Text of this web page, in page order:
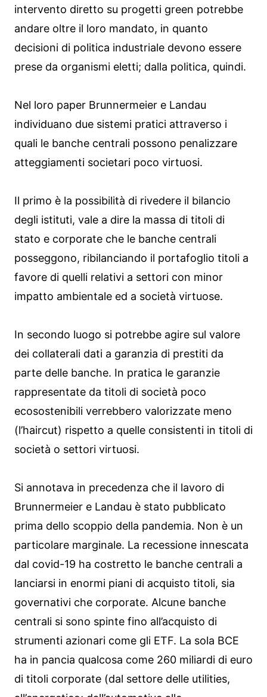
intervento diretto su progetti green potrebbe
andare oltre il loro mandato, in quanto
decisioni di politica industriale devono essere
prese da organismi eletti; dalla politica, quindi.
Nel loro paper Brunnermeier e Landau
individuano due sistemi pratici attraverso i
quali le banche centrali possono penalizzare
atteggiamenti societari poco virtuosi.
Il primo è la possibilità di rivedere il bilancio
degli istituti, vale a dire la massa di titoli di
stato e corporate che le banche centrali
posseggono, ribilanciando il portafoglio titoli a
favore di quelli relativi a settori con minor
impatto ambientale ed a società virtuose.
In secondo luogo si potrebbe agire sul valore
dei collaterali dati a garanzia di prestiti da
parte delle banche. In pratica le garanzie
rappresentate da titoli di società poco
ecosostenibili verrebbero valorizzate meno
(l’haircut) rispetto a quelle consistenti in titoli di
società o settori virtuosi.
Si annotava in precedenza che il lavoro di
Brunnermeier e Landau è stato pubblicato
prima dello scoppio della pandemia. Non è un
particolare marginale. La recessione innescata
dal covid-19 ha costretto le banche centrali a
lanciarsi in enormi piani di acquisto titoli, sia
governativi che corporate. Alcune banche
centrali si sono spinte fino all’acquisto di
strumenti azionari come gli ETF. La sola BCE
ha in pancia qualcosa come 260 miliardi di euro
di titoli corporate (dal settore delle utilities,